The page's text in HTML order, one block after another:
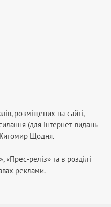
розміщених на сайті,
(для інтернет-видань
Щодня.
реліз» та в розділі
реклами.